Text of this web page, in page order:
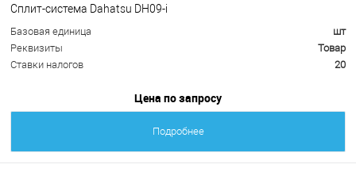
Сплит-система Dahatsu DH09-i
Базовая единица
шт
Реквизиты
Товар
Ставки налогов
20
Цена по запросу
Подробнее